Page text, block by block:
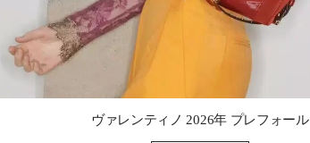
ヴァレンティノ 2026年 プレフォール